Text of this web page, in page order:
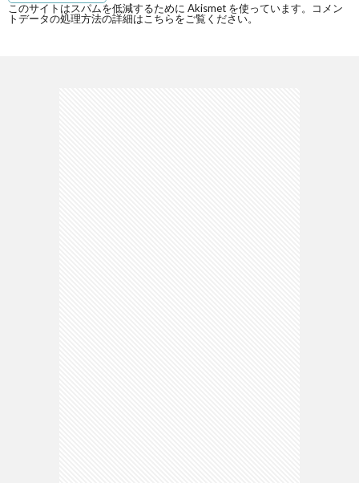
このサイトはスパムを低減するために Akismet を使っています。
コメン
トデータの処理方法の詳細はこちらをご覧ください。